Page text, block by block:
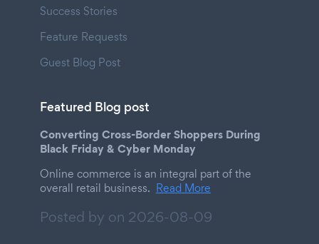
Success Stories
Feature Requests
Guest Blog Post
Featured Blog post
Converting Cross-Border Shoppers During
Black Friday & Cyber Monday
Online commerce is an integral part of the
overall retail business. Read More
Posted by on 2026-08-09